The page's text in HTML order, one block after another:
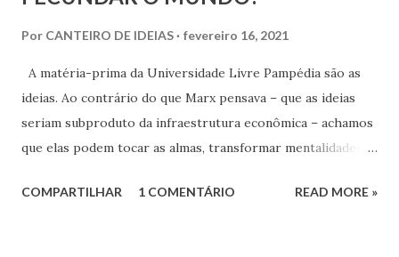
Por CANTEIRO DE IDEIAS fevereiro 16, 2021
A matéria-prima da Universidade Livre Pampédia são as
ideias. Ao contrário do que Marx pensava – que as ideias
seriam subproduto da infraestrutura econômica – achamos
que elas podem tocar as almas, transformar mentalidades e
tiveram imenso impacto histórico? Aqui em nosso blog da
COMPARTILHAR 1 COMENTÁRIO READ MORE »